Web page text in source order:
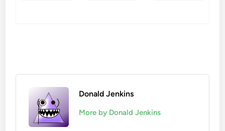
Donald Jenkins
More by Donald Jenkins